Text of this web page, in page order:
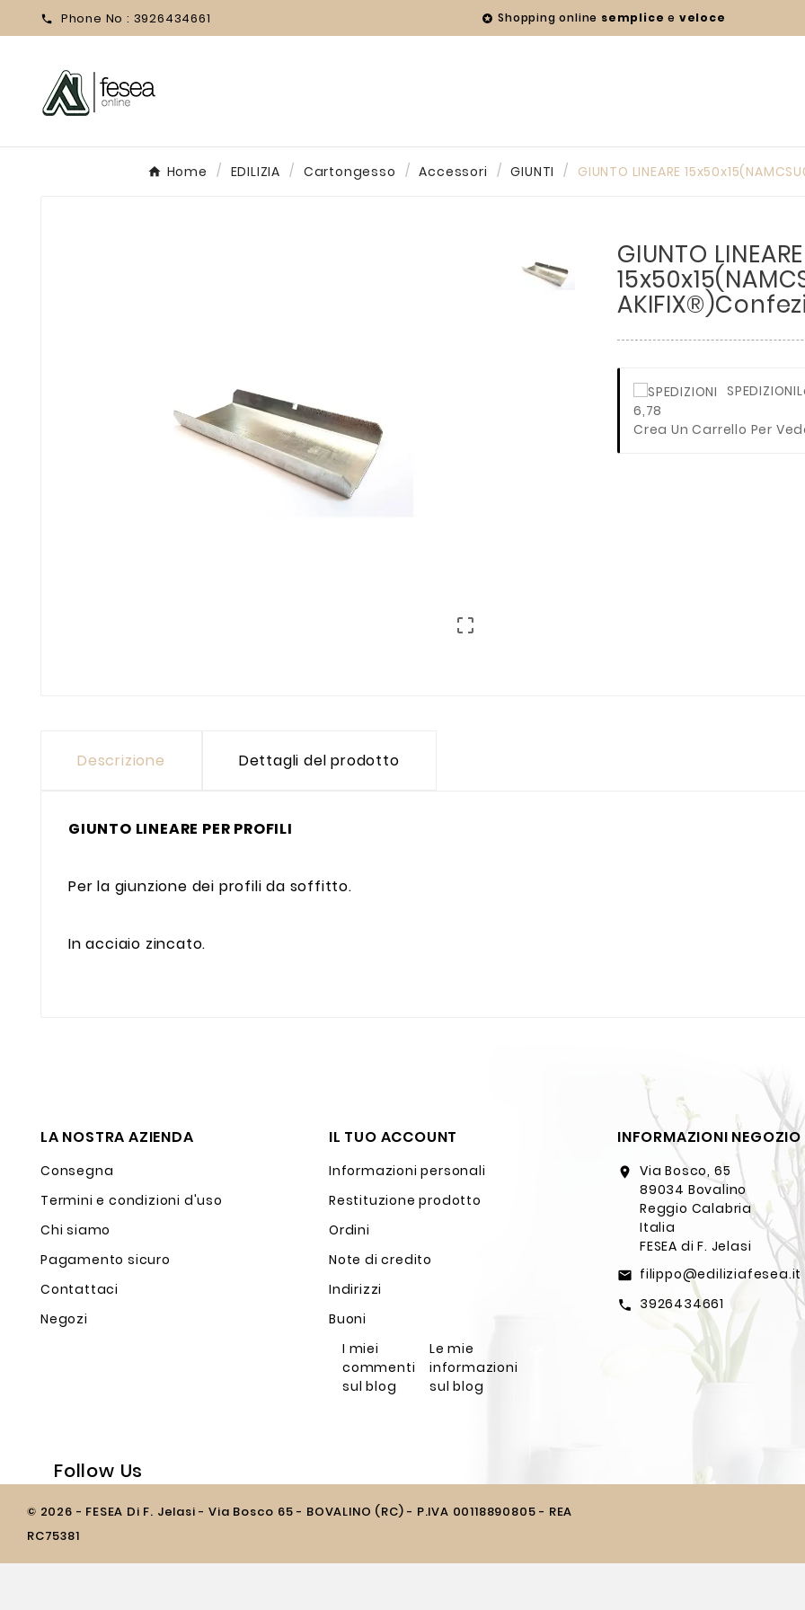
 Phone No : 3926434661  Shopping online semplice e veloce
Home EDILIZIA Cartongesso Accessori GIUNTI GIUNTO LINEARE

GIUNTO LINEARE
SPEDIZIONI
6,78
Crea Un Carrello Per
Descrizione Dettagli del prodotto
GIUNTO LINEARE PER PROFILI
Per la giunzione dei profili da soffitto.
In acciaio zincato.
LA NOSTRA AZIENDA
Consegna
Termini e condizioni d'uso
Chi siamo
Pagamento sicuro
Contattaci
Negozi
IL TUO ACCOUNT
Informazioni personali
Restituzione prodotto
Ordini
Note di credito
Indirizzi
Buoni
I miei
commenti
sul blog
Le mie
informazioni
sul blog
INFORMAZIONI NEGOZIO
location_on
Via Bosco, 65
89034 Bovalino
Reggio Calabria
Italia
FESEA di F. Jelasi
email filippo@ediliziafesea.it
call 3926434661
Follow Us
© 2026 - FESEA Di F. Jelasi - Via Bosco 65 - BOVALINO (RC) - P.IVA 00118890805 - REA
RC75381